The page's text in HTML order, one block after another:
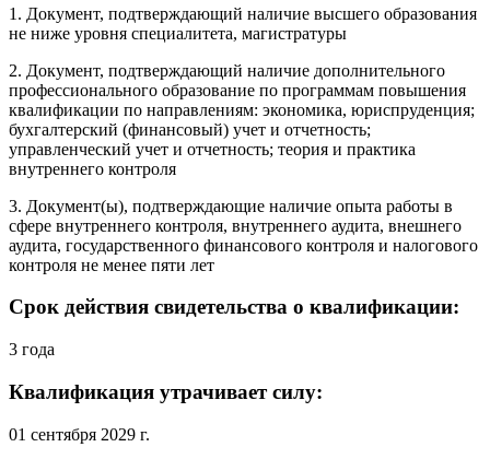
1. Документ, подтверждающий наличие высшего образования
не ниже уровня специалитета, магистратуры
2. Документ, подтверждающий наличие дополнительного
профессионального образование по программам повышения
квалификации по направлениям: экономика, юриспруденция;
бухгалтерский (финансовый) учет и отчетность;
управленческий учет и отчетность; теория и практика
внутреннего контроля
3. Документ(ы), подтверждающие наличие опыта работы в
сфере внутреннего контроля, внутреннего аудита, внешнего
аудита, государственного финансового контроля и налогового
контроля не менее пяти лет
Срок действия свидетельства о квалификации:
3 года
Квалификация утрачивает силу:
01 сентября 2029 г.